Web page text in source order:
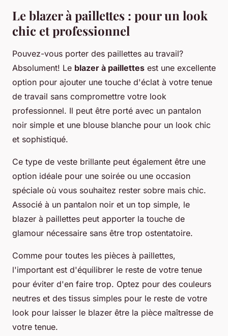
Le blazer à paillettes : pour un look
chic et professionnel
Pouvez-vous porter des paillettes au travail?
Absolument! Le blazer à paillettes est une excellente
option pour ajouter une touche d'éclat à votre tenue
de travail sans compromettre votre look
professionnel. Il peut être porté avec un pantalon
noir simple et une blouse blanche pour un look chic
et sophistiqué.
Ce type de veste brillante peut également être une
option idéale pour une soirée ou une occasion
spéciale où vous souhaitez rester sobre mais chic.
Associé à un pantalon noir et un top simple, le
blazer à paillettes peut apporter la touche de
glamour nécessaire sans être trop ostentatoire.
Comme pour toutes les pièces à paillettes,
l'important est d'équilibrer le reste de votre tenue
pour éviter d'en faire trop. Optez pour des couleurs
neutres et des tissus simples pour le reste de votre
look pour laisser le blazer être la pièce maîtresse de
votre tenue.